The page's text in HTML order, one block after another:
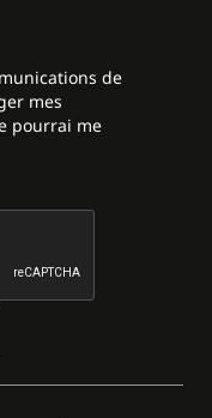
de
mes
pourrai me